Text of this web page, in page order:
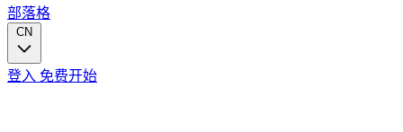
部落格
CN
登入 免费开始